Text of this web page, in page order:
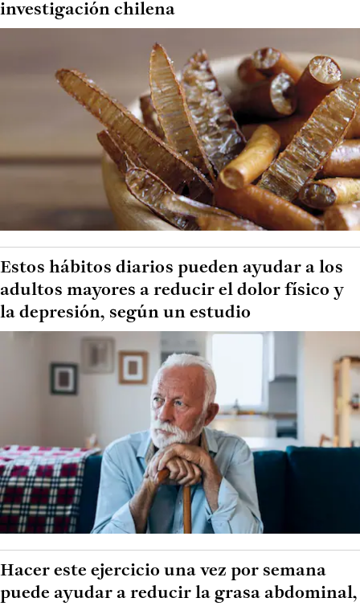
investigación chilena
Estos hábitos diarios pueden ayudar a los
adultos mayores a reducir el dolor físico y
la depresión, según un estudio
Hacer este ejercicio una vez por semana
puede ayudar a reducir la grasa abdominal,